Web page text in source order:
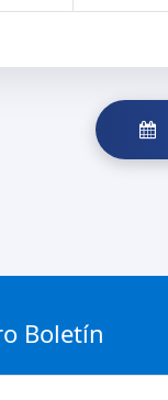
Boletín